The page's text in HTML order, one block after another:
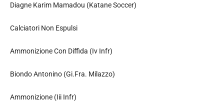
Diagne Karim Mamadou (Katane Soccer)
Calciatori Non Espulsi
Ammonizione Con Diffida (Iv Infr)
Biondo Antonino (Gi.Fra. Milazzo)
Ammonizione (Iii Infr)